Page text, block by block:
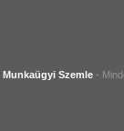
Munkaügyi Szemle -